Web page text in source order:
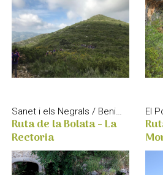
Sanet i els Negrals / Benimeli / El Ràfol d’Almúnia / Sagra
Ruta de la Bolata - La
Rectoria
El